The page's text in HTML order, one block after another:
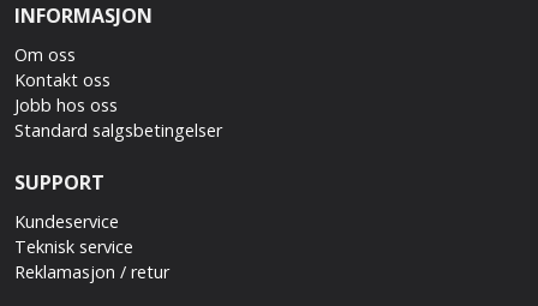
INFORMASJON
Om oss
Kontakt oss
Jobb hos oss
Standard salgsbetingelser
SUPPORT
Kundeservice
Teknisk service
Reklamasjon / retur